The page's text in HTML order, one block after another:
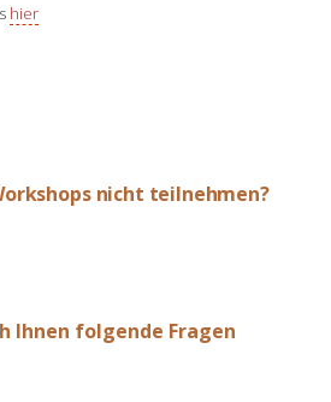
hier
nicht teilnehmen?
Ihnen folgende Fragen